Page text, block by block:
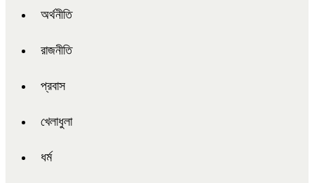
অর্থনীতি
রাজনীতি
প্রবাস
খেলাধুলা
ধর্ম